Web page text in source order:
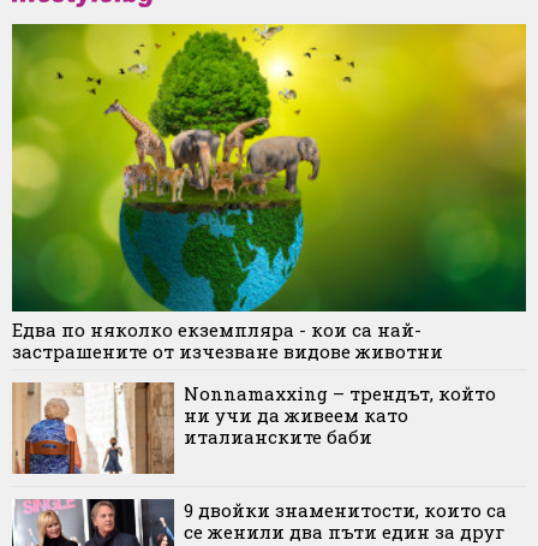
Едва по няколко екземпляра - кои са най-
застрашените от изчезване видове животни
Nonnamaxxing – трендът, който
ни учи да живеем като
италианските баби
9 двойки знаменитости, които са
се женили два пъти един за друг